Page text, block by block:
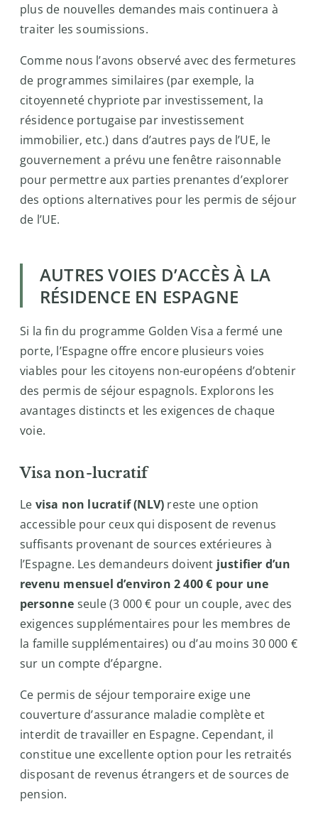
plus de nouvelles demandes mais continuera à
traiter les soumissions.
Comme nous l’avons observé avec des fermetures
de programmes similaires (par exemple, la
citoyenneté chypriote par investissement, la
résidence portugaise par investissement
immobilier, etc.) dans d’autres pays de l’UE, le
gouvernement a prévu une fenêtre raisonnable
pour permettre aux parties prenantes d’explorer
des options alternatives pour les permis de séjour
de l’UE.
AUTRES VOIES D’ACCÈS À LA
RÉSIDENCE EN ESPAGNE
Si la fin du programme Golden Visa a fermé une
porte, l’Espagne offre encore plusieurs voies
viables pour les citoyens non-européens d’obtenir
des permis de séjour espagnols. Explorons les
avantages distincts et les exigences de chaque
voie.
Visa non-lucratif
Le visa non lucratif (NLV) reste une option
accessible pour ceux qui disposent de revenus
suffisants provenant de sources extérieures à
l’Espagne. Les demandeurs doivent justifier d’un
revenu mensuel d’environ 2 400 € pour une
personne seule (3 000 € pour un couple, avec des
exigences supplémentaires pour les membres de
la famille supplémentaires) ou d’au moins 30 000 €
sur un compte d’épargne.
Ce permis de séjour temporaire exige une
couverture d’assurance maladie complète et
interdit de travailler en Espagne. Cependant, il
constitue une excellente option pour les retraités
disposant de revenus étrangers et de sources de
pension.